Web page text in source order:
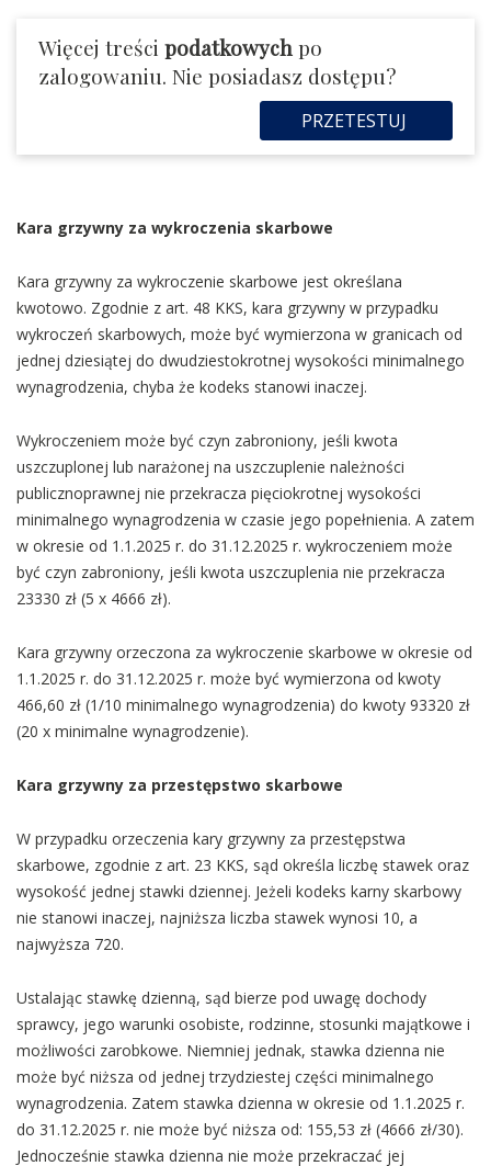
Więcej treści podatkowychpo
zalogowaniu. Nie posiadasz dostępu?
PRZETESTUJ
Kara grzywny za wykroczenia skarbowe
Kara grzywny za wykroczenie skarbowe jest określana
kwotowo. Zgodnie z art. 48 KKS, kara grzywny w przypadku
wykroczeń skarbowych, może być wymierzona w granicach od
jednej dziesiątej do dwudziestokrotnej wysokości minimalnego
wynagrodzenia, chyba że kodeks stanowi inaczej.
Wykroczeniem może być czyn zabroniony, jeśli kwota
uszczuplonej lub narażonej na uszczuplenie należności
publicznoprawnej nie przekracza pięciokrotnej wysokości
minimalnego wynagrodzenia w czasie jego popełnienia. A zatem
w okresie od 1.1.2025 r. do 31.12.2025 r. wykroczeniem może
być czyn zabroniony, jeśli kwota uszczuplenia nie przekracza
23330 zł (5 x 4666 zł).
Kara grzywny orzeczona za wykroczenie skarbowe w okresie od
1.1.2025 r. do 31.12.2025 r. może być wymierzona od kwoty
466,60 zł (1/10 minimalnego wynagrodzenia) do kwoty 93320 zł
(20 x minimalne wynagrodzenie).
Kara grzywny za przestępstwo skarbowe
W przypadku orzeczenia kary grzywny za przestępstwa
skarbowe, zgodnie z art. 23 KKS, sąd określa liczbę stawek oraz
wysokość jednej stawki dziennej. Jeżeli kodeks karny skarbowy
nie stanowi inaczej, najniższa liczba stawek wynosi 10, a
najwyższa 720.
Ustalając stawkę dzienną, sąd bierze pod uwagę dochody
sprawcy, jego warunki osobiste, rodzinne, stosunki majątkowe i
możliwości zarobkowe. Niemniej jednak, stawka dzienna nie
może być niższa od jednej trzydziestej części minimalnego
wynagrodzenia. Zatem stawka dzienna w okresie od 1.1.2025 r.
do 31.12.2025 r. nie może być niższa od: 155,53 zł (4666 zł/30).
Jednocześnie stawka dzienna nie może przekraczać jej